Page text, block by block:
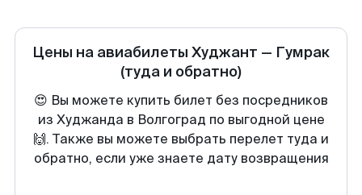
Цены на авиабилеты Худжант — Гумрак
(туда и обратно)
😍 Вы можете купить билет без посредников
из Худжанда в Волгоград по выгодной цене
🙌. Также вы можете выбрать перелет туда и
обратно, если уже знаете дату возвращения